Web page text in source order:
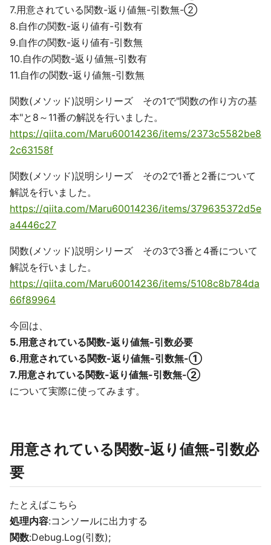
7.用意されている関数-返り値無-引数無-②
8.自作の関数-返り値有-引数有
9.自作の関数-返り値有-引数無
10.自作の関数-返り値無-引数有
11.自作の関数-返り値無-引数無
関数(メソッド)説明シリーズ その1で"関数の作り方の基
本"と8～11番の解説を行いました。
https://qiita.com/Maru60014236/items/2373c5582be8
2c63158f
関数(メソッド)説明シリーズ その2で1番と2番について
解説を行いました。
https://qiita.com/Maru60014236/items/379635372d5e
a4446c27
関数(メソッド)説明シリーズ その3で3番と4番について
解説を行いました。
https://qiita.com/Maru60014236/items/5108c8b784da
66f89964
今回は、
5.用意されている関数-返り値無-引数必要
6.用意されている関数-返り値無-引数無-①
7.用意されている関数-返り値無-引数無-②
について実際に使ってみます。
用意されている関数-返り値無-引数必
要
たとえばこちら
処理内容:コンソールに出力する
関数:Debug.Log(引数);